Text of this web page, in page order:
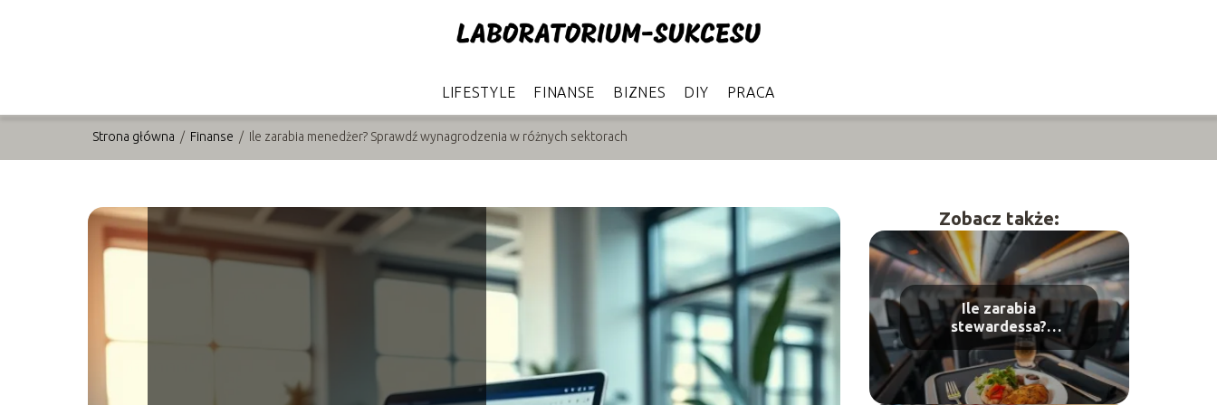
LIFESTYLE FINANSE BIZNES DIY PRACA
Strona główna / Finanse / Ile zarabia menedżer? Sprawdź wynagrodzenia w różnych sektorach
Zobacz także:
Ile zarabia
stewardessa?
Wynagrodzenia w
różnych liniach
lotniczych